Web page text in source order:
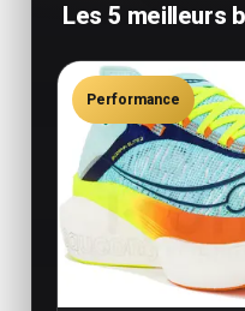
Les 5 meilleurs
Performance